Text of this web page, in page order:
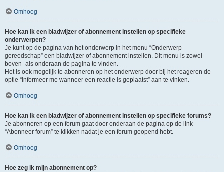
Omhoog
Hoe kan ik een bladwijzer of abonnement instellen op specifieke
onderwerpen?
Je kunt op de pagina van het onderwerp in het menu “Onderwerp
gereedschap” een bladwijzer of abonnement instellen. Dit menu is zowel
boven- als onderaan de pagina te vinden.
Het is ook mogelijk te abonneren op het onderwerp door bij het reageren de
optie “Informeer me wanneer een reactie is geplaatst” aan te vinken.
Omhoog
Hoe kan ik een bladwijzer of abonnement instellen op specifieke forums?
Je abonneren op een forum gaat door onderaan de pagina op de link
“Abonneer forum” te klikken nadat je een forum geopend hebt.
Omhoog
Hoe zeg ik mijn abonnement op?